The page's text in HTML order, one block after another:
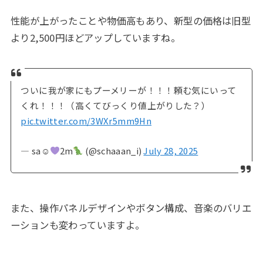
性能が上がったことや物価高もあり、新型の価格は旧型
より2,500円ほどアップしていますね。
ついに我が家にもプーメリーが！！！頼む気にいって
くれ！！！（高くてびっくり値上がりした？）
pic.twitter.com/3WXr5mm9Hn
— sa☺︎ 2m (@schaaan_i)July 28, 2025
また、操作パネルデザインやボタン構成、音楽のバリエ
ーションも変わっていますよ。